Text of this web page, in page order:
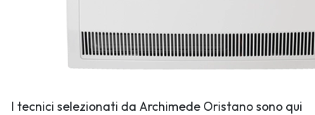
I tecnici selezionati da Archimede Oristano sono qui